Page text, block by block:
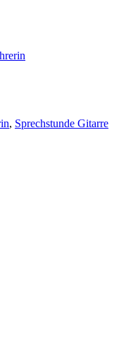
, Sprechstunde Gitarre